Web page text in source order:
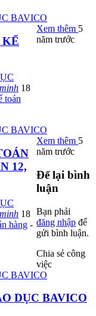
KẾ
18
toán
Xem thêm 5
năm trước
12,
18
hàng -
Xem thêm 5
năm trước
Để lại bình
luận
Bạn phải
đăng nhập để
gửi bình luận.
Chia sẻ công
việc
DỤC BAVICO